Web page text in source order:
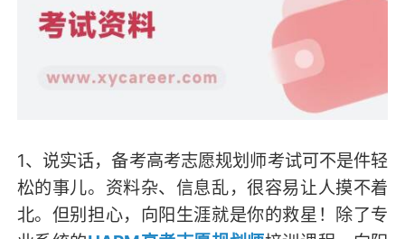
1、说实话，备考高考志愿规划师考试可不是件轻
松的事儿。资料杂、信息乱，很容易让人摸不着
北。但别担心，向阳生涯就是你的救星！除了专